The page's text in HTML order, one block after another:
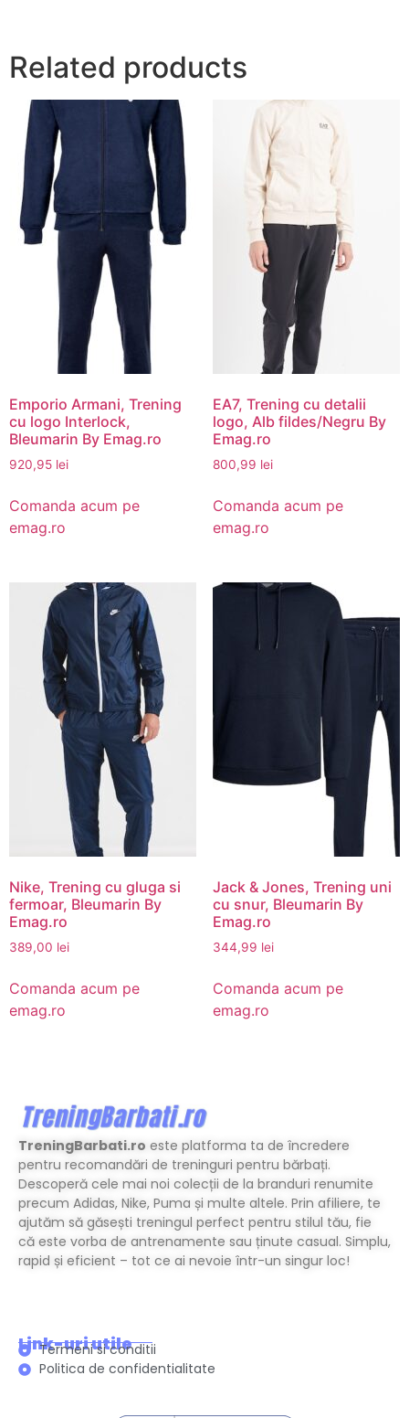
Related products
Emporio Armani, Trening
cu logo Interlock,
Bleumarin By Emag.ro
920,95 lei
Comanda acum pe
emag.ro
EA7, Trening cu detalii
logo, Alb fildes/Negru By
Emag.ro
800,99 lei
Comanda acum pe
emag.ro
Nike, Trening cu gluga si
fermoar, Bleumarin By
Emag.ro
389,00 lei
Comanda acum pe
emag.ro
Jack & Jones, Trening uni
cu snur, Bleumarin By
Emag.ro
344,99 lei
Comanda acum pe
emag.ro
TreningBarbati.ro este platforma ta de încredere
pentru recomandări de treninguri pentru bărbați.
Descoperă cele mai noi colecții de la branduri renumite
precum Adidas, Nike, Puma și multe altele. Prin afiliere, te
ajutăm să găsești treningul perfect pentru stilul tău, fie
că este vorba de antrenamente sau ținute casual. Simplu,
rapid și eficient – tot ce ai nevoie într-un singur loc!
Link-uri utile
Termeni si conditii
Politica de confidentialitate